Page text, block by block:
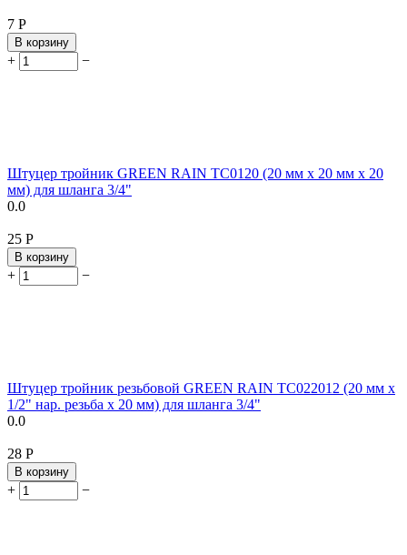
‍7‍ Р
В корзину
+ −
Штуцер тройник GREEN RAIN TC0120 (20 мм x 20 мм x 20
мм) для шланга 3/4"
0.0
‍25‍ Р
В корзину
+ −
Штуцер тройник резьбовой GREEN RAIN TC022012 (20 мм x
1/2" нар. резьба x 20 мм) для шланга 3/4"
0.0
‍28‍ Р
В корзину
+ −